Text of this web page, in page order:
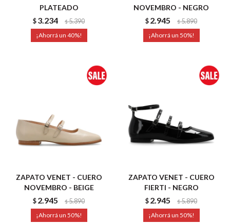
PLATEADO
$3.234 $5.390
40
NOVEMBRO - NEGRO
$2.945 $5.890
50
ZAPATO VENET - CUERO
NOVEMBRO - BEIGE
$2.945 $5.890
50
ZAPATO VENET - CUERO
FIERTI - NEGRO
$2.945 $5.890
50